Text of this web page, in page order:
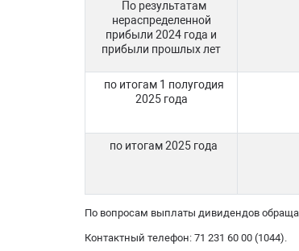
По результатам
нераспределенной
прибыли 2024 года и
прибыли прошлых лет
по итогам 1 полугодия
2025 года
по итогам 2025 года
По вопросам выплаты дивидендов
Контактный телефон: 71 231 60 00 (1044).